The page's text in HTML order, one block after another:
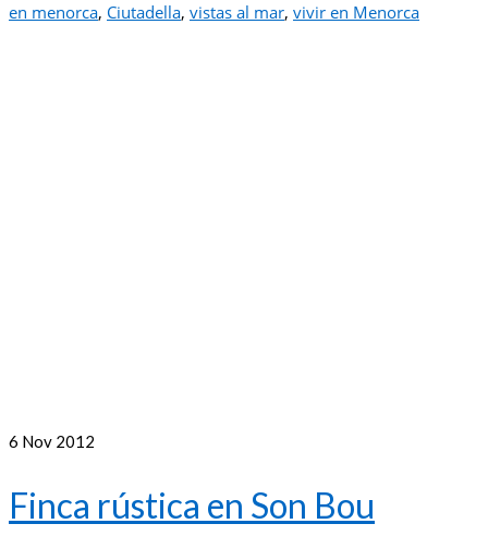
en menorca, Ciutadella, vistas al mar, vivir en Menorca
6 Nov 2012
Finca rústica en Son Bou